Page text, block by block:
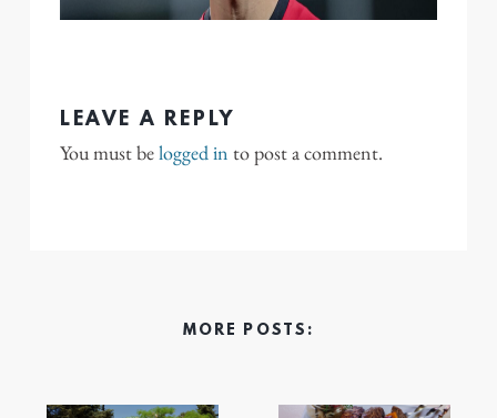
LEAVE A REPLY
You must belogged in to post a comment.
MORE POSTS: